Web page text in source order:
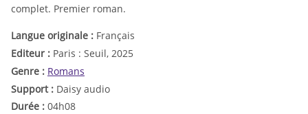
complet. Premier roman.
Langue originale : Français
Editeur : Paris : Seuil, 2025
Genre : Romans
Support : Daisy audio
Durée : 04h08